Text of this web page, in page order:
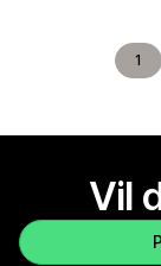
1
Vil